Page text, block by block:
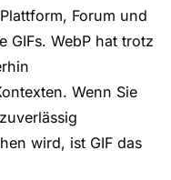
Forum und
GIFs. WebP hat trotz
Wenn Sie
wird, ist GIF das